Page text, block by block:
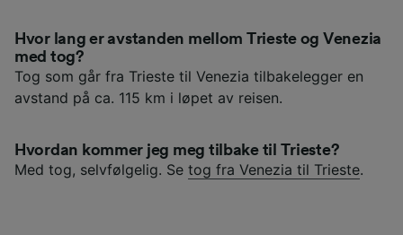
Hvor lang er avstanden mellom Trieste og Venezia
med tog?
Tog som går fra Trieste til Venezia tilbakelegger en
avstand på ca. 115 km i løpet av reisen.
Hvordan kommer jeg meg tilbake til Trieste?
Med tog, selvfølgelig. Se tog fra Venezia til Trieste.